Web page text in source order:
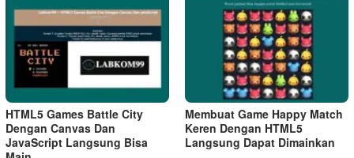
HTML5 Games Battle City
Dengan Canvas Dan
JavaScript Langsung Bisa
Membuat Game Happy Match
Keren Dengan HTML5
Langsung Dapat Dimainkan